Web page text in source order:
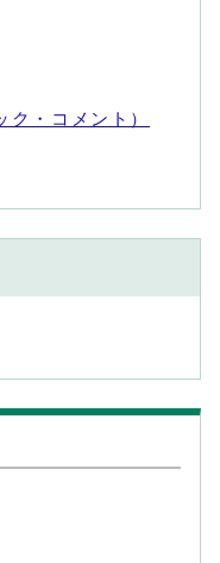
・コメント）